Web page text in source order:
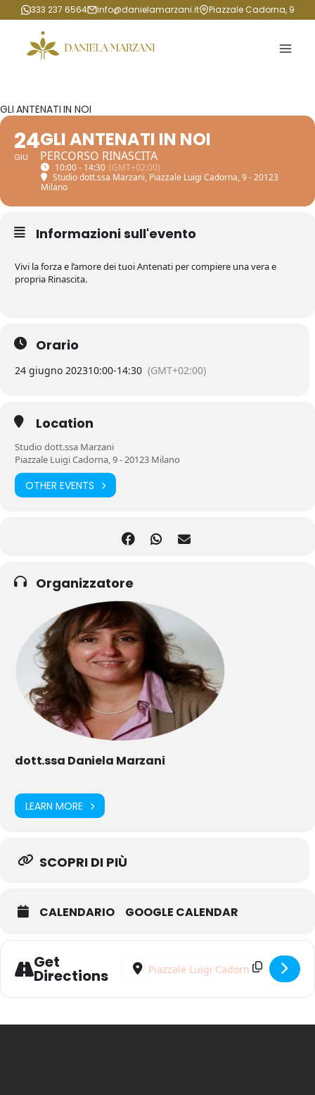
Salta
contenuto
333 237 6564 info@danielamarzani.it Piazzale Cadorna, 9
GLI ANTENATI IN NOI
24
GIU
GLI ANTENATI IN NOI
PERCORSO RINASCITA
10:00 - 14:30 (GMT+02:00)
Studio dott.ssa Marzani, Piazzale Luigi Cadorna, 9 - 20123
Milano
Informazioni sull'evento
Vivi la forza e l’amore dei tuoi Antenati per compiere una vera e
propria Rinascita.
Orario
24 giugno 202310:00-14:30 (GMT+02:00)
Location
Studio dott.ssa Marzani
Piazzale Luigi Cadorna, 9 - 20123 Milano
OTHER EVENTS
Organizzatore
dott.ssa Daniela Marzani
LEARN MORE
SCOPRI DI PIÙ
CALENDARIO GOOGLE CALENDAR
Get
Directions
Address - Gli antenati in noi []
Destination Address - Gli antenati